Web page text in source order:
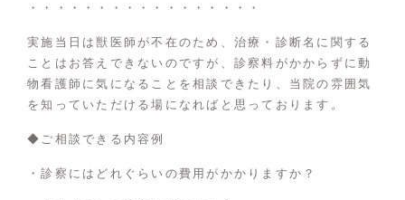
・・・・・・・・・・・・・・・・・
実施当日は獣医師が不在のため、治療・診断名に関する
ことはお答えできないのですが、診察料がかからずに動
物看護師に気になることを相談できたり、当院の雰囲気
を知っていただける場になればと思っております。
◆ご相談できる内容例
・診察にはどれぐらいの費用がかかりますか？